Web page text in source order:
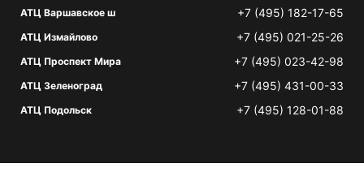
АТЦ Варшавское ш +7 (495) 182-17-65
АТЦ Измайлово +7 (495) 021-25-26
АТЦ Проспект Мира +7 (495) 023-42-98
АТЦ Зеленоград +7 (495) 431-00-33
АТЦ Подольск +7 (495) 128-01-88